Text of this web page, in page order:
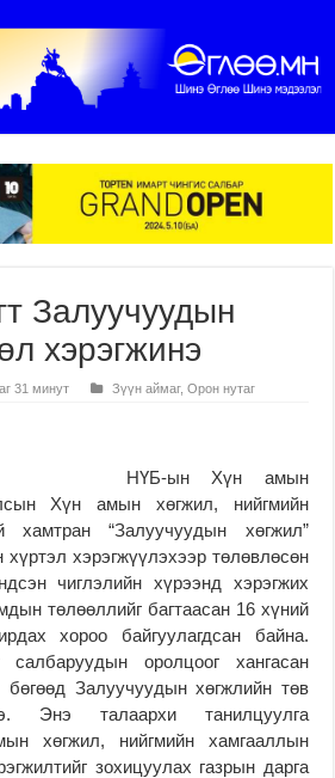
Залуучуудын
хэрэгжинэ
31 минут Зүүн аймаг,Орон нутаг
НҮБ-ын Хүн амын
Хүн амын хөгжил, нийгмийн
хамтран “Залуучуудын хөгжил”
хүртэл хэрэгжүүлэхээр төлөвлөсөн
чиглэлийн хүрээнд хэрэгжих
төлөөллийг багтаасан 16 хүний
хороо байгуулагдсан байна.
оролцоог хангасан
Залуучуудын хөгжлийн төв
Энэ талаархи танилцуулга
хөгжил, нийгмийн хамгааллын
зохицуулах газрын дарга